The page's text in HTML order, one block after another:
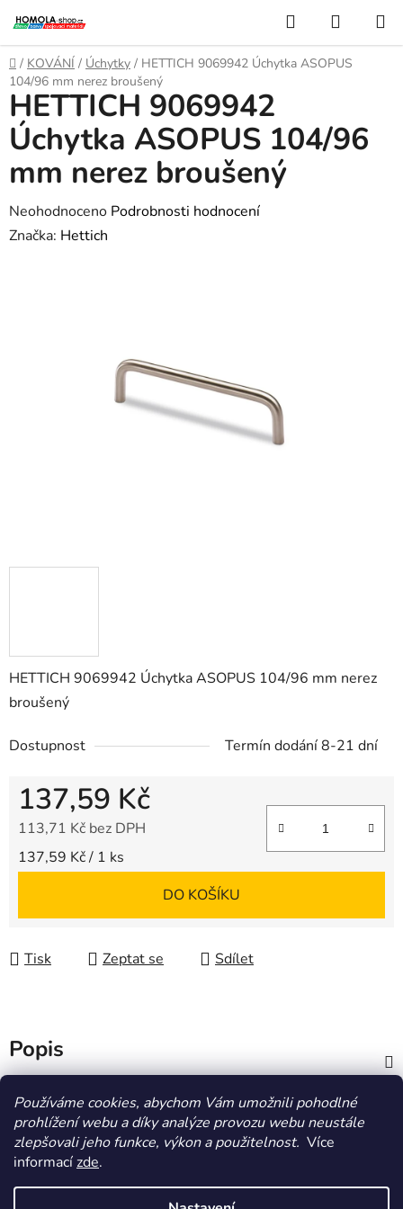
Používáme cookies, abychom Vám umožnili pohodlné
prohlížení webu a díky analýze provozu webu neustále
zlepšovali jeho funkce, výkon a použitelnost. Více
informacízde.
na
obsah
Hledat
KOŠÍK
Domů
/ KOVÁNÍ / Úchytky / HETTICH 9069942 Úchytka ASOPUS
104/96 mm nerez broušený
HETTICH 9069942 Úchytka ASOPUS 104/96 mm nerez
broušený
Dostupnost Termín dodání 8-21 dní
137,59 Kč
113,71 Kč bez DPH
Měrná cena:
137,59 Kč / 1 ks
DO KOŠÍKU
Tisk Zeptat se Sdílet
HETTICH 9069942
Úchytka ASOPUS 104/96
mm nerez broušený
Průměrné
hodnocení
Neohodnoceno Podrobnosti hodnocení
Značka: Hettich
Popis
Diskuze
HOMOLA-shop.cz ZDE NAJDETE VÝDEJNÍ MÍSTO